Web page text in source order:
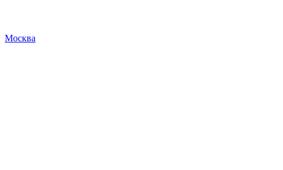
Москва